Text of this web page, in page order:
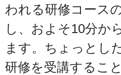
われる研修コース
し、およそ10分か
ます。ちょっとし
研修を受講するこ